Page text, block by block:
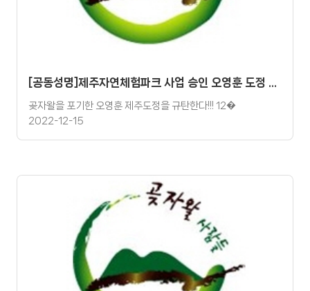
[공동성명]제주자연체험파크 사업 승인 오영훈 도정 규탄 성명
곶자왈을 포기한 오영훈 제주도정을 규탄한다!!! 12�
2022-12-15